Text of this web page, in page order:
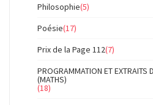
Philosophie(5)
Poésie(17)
Prix de la Page 112(7)
PROGRAMMATION ET EXTRAITS
(MATHS)
(18)